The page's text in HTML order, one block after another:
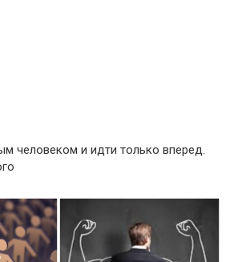
человеком и идти только вперед.